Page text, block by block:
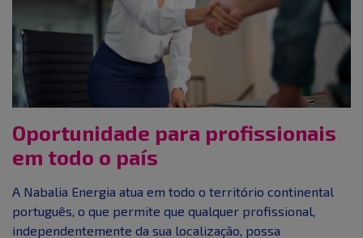
Oportunidade para profissionais
em todo o país
A Nabalia Energia atua em todo o território continental
português, o que permite que qualquer profissional,
independentemente da sua localização, possa